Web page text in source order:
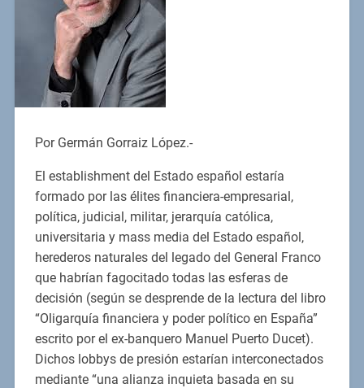
Por Germán Gorraiz López.-
El establishment del Estado español estaría
formado por las élites financiera-empresarial,
política, judicial, militar, jerarquía católica,
universitaria y mass media del Estado español,
herederos naturales del legado del General Franco
que habrían fagocitado todas las esferas de
decisión (según se desprende de la lectura del libro
“Oligarquía financiera y poder político en España”
escrito por el ex-banquero Manuel Puerto Ducet).
Dichos lobbys de presión estarían interconectados
mediante “una alianza inquieta basada en su